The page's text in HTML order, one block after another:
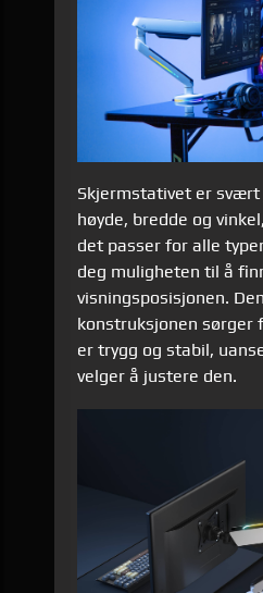
Skjermstativet er
høyde, bredde og
det passer for alle
deg muligheten til å
visningsposisjonen.
konstruksjonen sørger
er trygg og stabil,
velger å justere den.